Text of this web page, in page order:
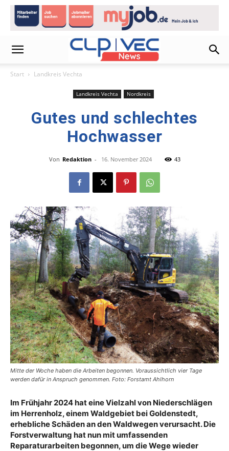
Start Landkreis Vechta
Landkreis Vechta Nordkreis
Gutes und schlechtes
Hochwasser
Von Redaktion - 16. November 2024 43
Mitte der Woche haben die Arbeiten begonnen. Voraussichtlich vier Tage
werden dafür in Anspruch genommen. Foto: Forstamt Ahlhorn
Im Frühjahr 2024 hat eine Vielzahl von Niederschlägen
im Herrenholz, einem Waldgebiet bei Goldenstedt,
erhebliche Schäden an den Waldwegen verursacht. Die
Forstverwaltung hat nun mit umfassenden
Reparaturarbeiten begonnen, um die Wege wieder